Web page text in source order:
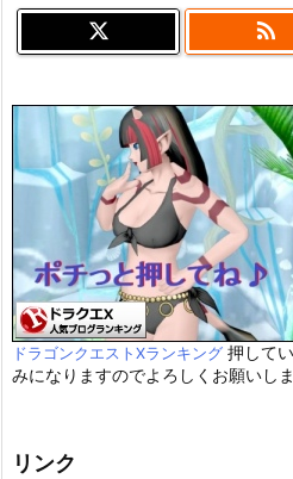

ドラゴンクエストXランキング 押して
みになりますのでよろしくお願いしま
リンク